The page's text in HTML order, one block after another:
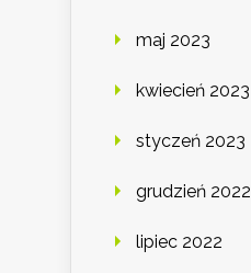
maj 2023
kwiecień 2023
styczeń 2023
grudzień 2022
lipiec 2022